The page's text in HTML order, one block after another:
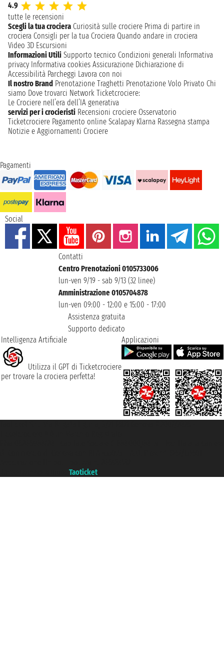
4.9
tutte le recensioni
Scegli la tua crociera Curiosità sulle crociere Prima di partire in
crociera Consigli per la tua Crociera Quando andare in crociera
Video 3D Escursioni
Informazioni Utili Supporto tecnico Condizioni generali Informativa
privacy Informativa cookies Assicurazione Dichiarazione di
Accessibilità Parcheggi Lavora con noi
Il nostro Brand Prenotazione Traghetti Prenotazione Volo Privato Chi
siamo Dove trovarci Network Ticketcrociere:
Le Crociere nell’era dell’IA generativa
servizi per i crocieristi Recensioni crociere Osservatorio
Ticketcrociere Pagamento online Scalapay Klarna Rassegna stampa
Notizie e Aggiornamenti Crociere
Pagamenti
Social
Contatti
Centro Prenotazioni 0105733006
lun-ven 9/19 - sab 9/13 (32 linee)
Amministrazione 0105704878
lun-ven 09:00 - 12:00 e 15:00 - 17:00
Assistenza gratuita
Supporto dedicato
Intelligenza Artificiale
Utilizza il GPT di Ticketcrociere
per trovare la crociera perfetta!
Applicazioni
Taoticket